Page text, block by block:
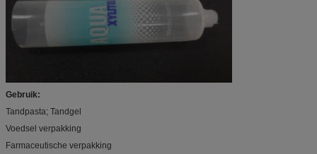
Gebruik:
Tandpasta; Tandgel
Voedsel verpakking
Farmaceutische verpakking